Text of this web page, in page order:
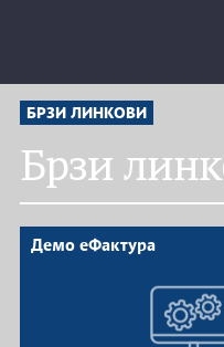
БРЗИ ЛИНКОВИ
Брзи
Демо еФактура